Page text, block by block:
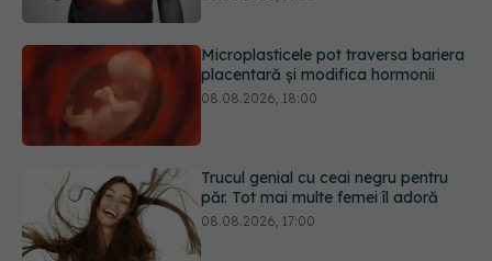
Trucul genial cu ceai negru pentru
păr. Tot mai multe femei îl adoră
Medicamentul folosit de peste 60 de
ani care acționează într-un loc